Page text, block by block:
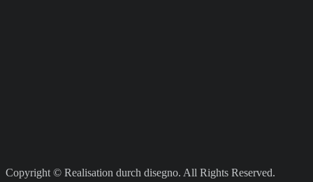
Copyright © Realisation durch disegno. All Rights Reserved.